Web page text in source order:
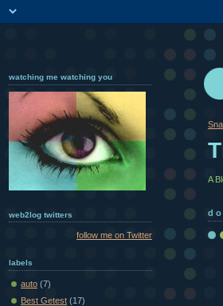
A
watching me watching you
web2log twitters
follow me on Twitter
labels
auto (7)
Best Getest (17)